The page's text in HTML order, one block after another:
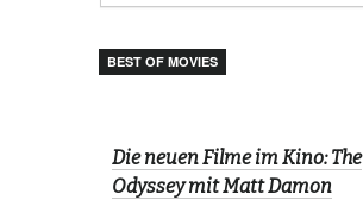
BEST OF MOVIES
Die neuen Filme im Kino: The
Odyssey mit Matt Damon